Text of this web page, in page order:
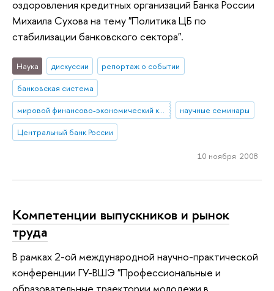
оздоровления кредитных организаций Банка России
Михаила Сухова на тему "Политика ЦБ по
стабилизации банковского сектора".
Наука дискуссии
репортаж о событии
банковская система
мировой финансово-экономический кризис
научные семинары
Центральный банк России
10 ноября 2008
Компетенции выпускников и рынок
труда
В рамках 2-ой международной научно-практической
конференции ГУ-ВШЭ "Профессиональные и
образовательные траектории молодежи в